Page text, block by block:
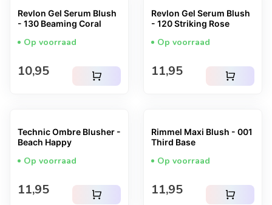
Revlon Gel Serum Blush
- 130 Beaming Coral
Op voorraad
Normale prijs
10,95 shopping_cart
Revlon Gel Serum Blush
- 120 Striking Rose
Op voorraad
Normale prijs
11,95 shopping_cart
Technic Ombre Blusher -
Beach Happy
Op voorraad
Normale prijs
11,95 shopping_cart
Rimmel Maxi Blush - 001
Third Base
Op voorraad
Normale prijs
11,95 shopping_cart